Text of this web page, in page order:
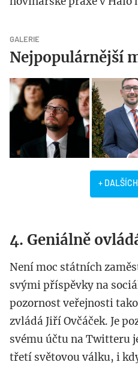
GALERIE
Nejpopulárnější
+
4. Geniálně
Není moc státních
svými příspěvky na
pozornost veřejnosti
zvládá Jiří Ovčáček. Je
svému účtu na Twitteru
třetí světovou válku, i